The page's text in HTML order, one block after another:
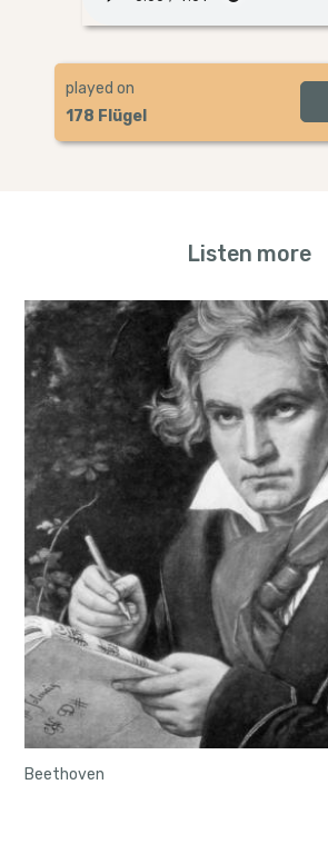
played on
178 Flügel
Listen more
Beethoven